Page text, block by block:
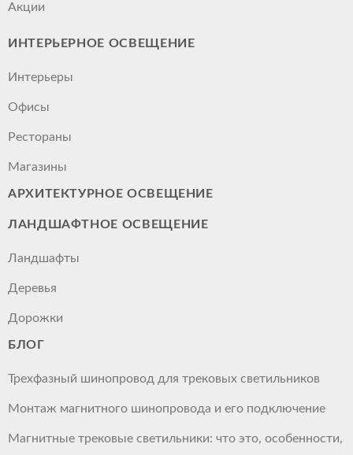
Акции
ИНТЕРЬЕРНОЕ ОСВЕЩЕНИЕ
Интерьеры
Офисы
Рестораны
Магазины
АРХИТЕКТУРНОЕ ОСВЕЩЕНИЕ
ЛАНДШАФТНОЕ ОСВЕЩЕНИЕ
Ландшафты
Деревья
Дорожки
БЛОГ
Трехфазный шинопровод для трековых светильников
Монтаж магнитного шинопровода и его подключение
Магнитные трековые светильники: что это, особенности,